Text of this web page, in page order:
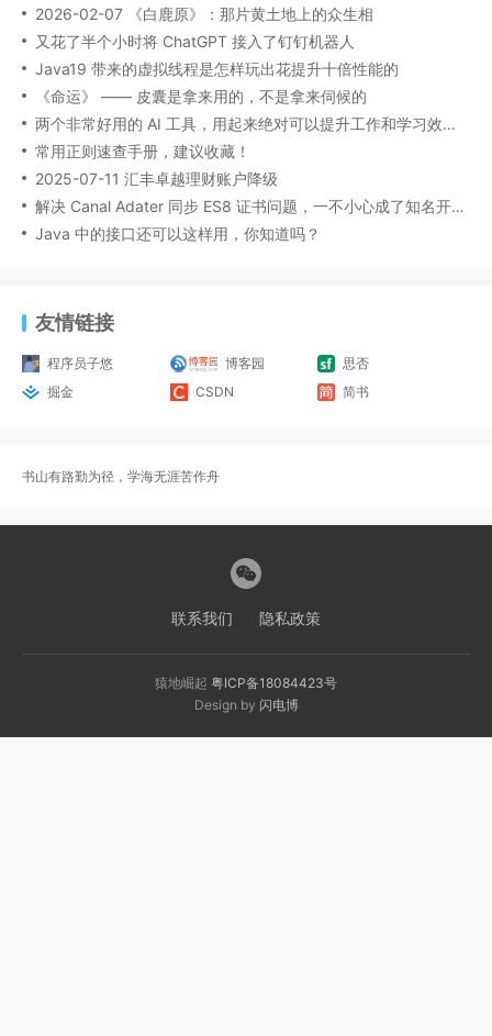
2026-02-07 《白鹿原》：那片黄土地上的众生相
又花了半个小时将 ChatGPT 接入了钉钉机器人
Java19 带来的虚拟线程是怎样玩出花提升十倍性能的
《命运》 —— 皮囊是拿来用的，不是拿来伺候的
两个非常好用的 AI 工具，用起来绝对可以提升工作和学习效率！
常用正则速查手册，建议收藏！
2025-07-11 汇丰卓越理财账户降级
解决 Canal Adater 同步 ES8 证书问题，一不小心成了知名开源项目的贡献者？！
Java 中的接口还可以这样用，你知道吗？
友情链接
程序员子悠 博客园
思否
掘金
CSDN 简书
书山有路勤为径，学海无涯苦作舟
联系我们 隐私政策
猿地崛起 粤ICP备18084423号
Design by 闪电博